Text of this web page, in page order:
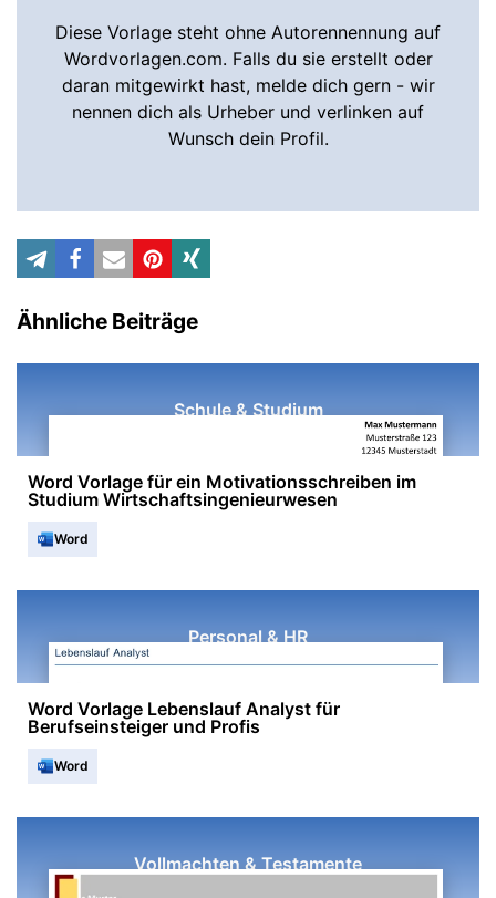
Diese Vorlage steht ohne Autorennennung auf
Wordvorlagen.com. Falls du sie erstellt oder
daran mitgewirkt hast, melde dich gern - wir
nennen dich als Urheber und verlinken auf
Wunsch dein Profil.
Ähnliche Beiträge
Schule & Studium
Word Vorlage für ein Motivationsschreiben im
Studium Wirtschaftsingenieurwesen
Word
Personal & HR
Word Vorlage Lebenslauf Analyst für
Berufseinsteiger und Profis
Word
Vollmachten & Testamente